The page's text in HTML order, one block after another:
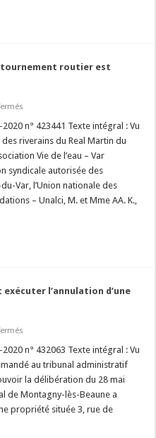
d’aménagementroutier est
un
de
contournement
routier
est
d’intérêt
public
!
n° 423441 Texte intégral : Vu
des riverains du Real Martin du
Vie de l’eau – Var
syndicale autorisée des
Var, l’Union nationale des
– Unalci, M. et Mme AA. K.,
l’annulation d’une
de
:
comment
exécuter
l’annulation
d’une
décision
n° 432063 Texte intégral : Vu
au tribunal administratif
la délibération du 28 mai
de Montagny-lès-Beaune a
propriété située 3, rue de